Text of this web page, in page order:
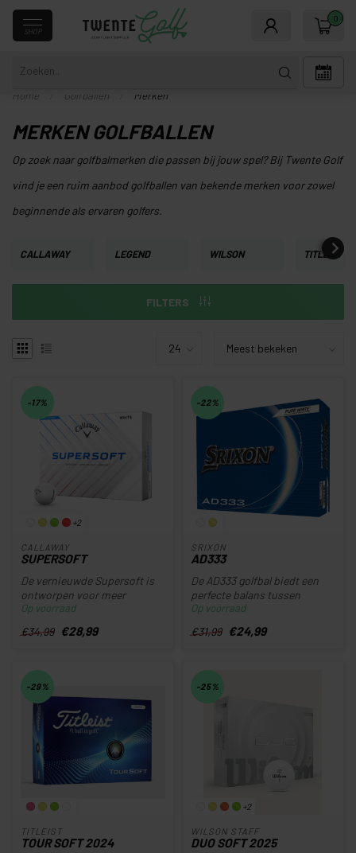
SHOP
0
Home Golfballen Merken
MERKEN GOLFBALLEN
Op zoek naar golfbalmerken die passen bij jouw spel? Bij Twente Golf
vind je een ruim aanbod golfballen van bekende merken voor zowel
beginnende als ervaren golfers.
CALLAWAY LEGEND WILSON TITLEIST
FILTERS
+2
-17%
CALLAWAY
SUPERSOFT
De vernieuwde Supersoft is
ontworpen voor meer
balsnelheid, terwijl hij zijn
Op voorraad
€34,99 €28,99
-22%
SRIXON
AD333
De AD333 golfbal biedt een
perfecte balans tussen
afstand, gevoel en greenside
Op voorraad
€31,99 €24,99
-29%
TITLEIST
TOUR SOFT 2024
+2
-25%
WILSON STAFF
DUO SOFT 2025